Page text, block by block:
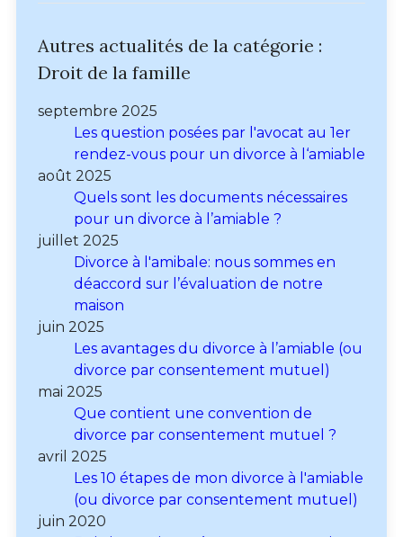
Autres actualités de la catégorie :
Droit de la famille
septembre 2025
Les question posées par l'avocat au 1er
rendez-vous pour un divorce à l‘amiable
août 2025
Quels sont les documents nécessaires
pour un divorce à l’amiable ?
juillet 2025
Divorce à l'amibale: nous sommes en
déaccord sur l’évaluation de notre
maison
juin 2025
Les avantages du divorce à l’amiable (ou
divorce par consentement mutuel)
mai 2025
Que contient une convention de
divorce par consentement mutuel ?
avril 2025
Les 10 étapes de mon divorce à l'amiable
(ou divorce par consentement mutuel)
juin 2020